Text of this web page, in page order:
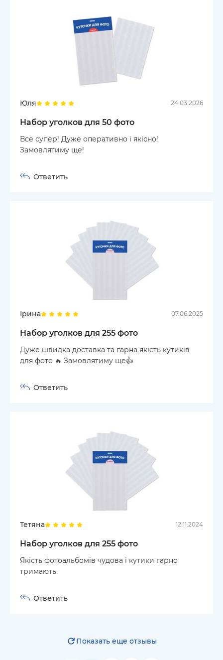
Юля 24.03.2026
Набор уголков для 50 фото
Все супер! Дуже оперативно і якісно!
Замовлятиму ще!
Ответить
Ірина 07.06.2025
Набор уголков для 255 фото
Дуже швидка доставка та гарна якість кутиків
для фото 🔥 Замовлятиму ще👍
Ответить
Тетяна 12.11.2024
Набор уголков для 255 фото
Якість фотоальбомів чудова і кутики гарно
тримають.
Ответить
Показать еще отзывы